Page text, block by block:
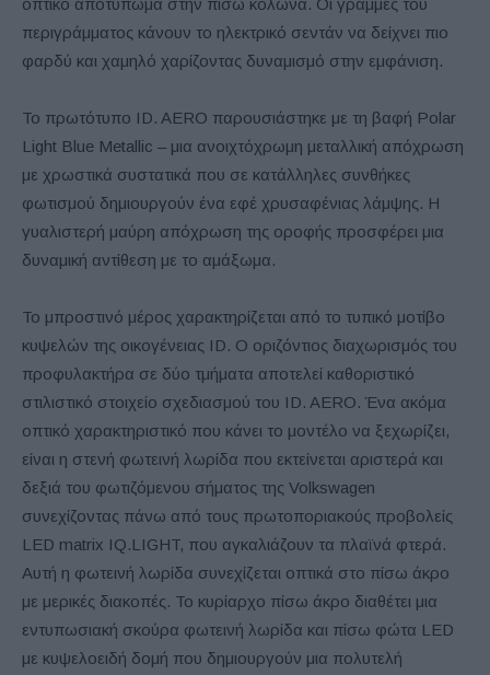
περιγράμματος κάνουν το ηλεκτρικό σεντάν να δείχνει πιο
φαρδύ και χαμηλό χαρίζοντας δυναμισμό στην εμφάνιση.
Το πρωτότυπο ID. AERO παρουσιάστηκε με τη βαφή Polar
Light Blue Metallic – μια ανοιχτόχρωμη μεταλλική απόχρωση
με χρωστικά συστατικά που σε κατάλληλες συνθήκες
φωτισμού δημιουργούν ένα εφέ χρυσαφένιας λάμψης. Η
γυαλιστερή μαύρη απόχρωση της οροφής προσφέρει μια
δυναμική αντίθεση με το αμάξωμα.
Το μπροστινό μέρος χαρακτηρίζεται από το τυπικό μοτίβο
κυψελών της οικογένειας ID. Ο οριζόντιος διαχωρισμός του
προφυλακτήρα σε δύο τμήματα αποτελεί καθοριστικό
στιλιστικό στοιχείο σχεδιασμού του ID. AERO. Ένα ακόμα
οπτικό χαρακτηριστικό που κάνει το μοντέλο να ξεχωρίζει,
είναι η στενή φωτεινή λωρίδα που εκτείνεται αριστερά και
δεξιά του φωτιζόμενου σήματος της Volkswagen
συνεχίζοντας πάνω από τους πρωτοποριακούς προβολείς
LED matrix IQ.LIGHT, που αγκαλιάζουν τα πλαϊνά φτερά.
Αυτή η φωτεινή λωρίδα συνεχίζεται οπτικά στο πίσω άκρο
με μερικές διακοπές. Το κυρίαρχο πίσω άκρο διαθέτει μια
εντυπωσιακή σκούρα φωτεινή λωρίδα και πίσω φώτα LED
με κυψελοειδή δομή που δημιουργούν μια πολυτελή